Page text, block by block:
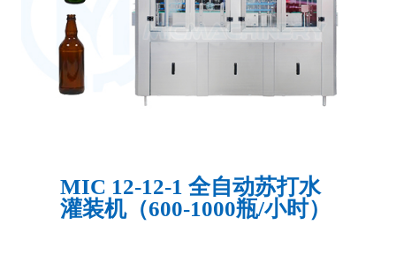
MIC 12-12-1 全自动苏打水
灌装机（600-1000瓶/小时）